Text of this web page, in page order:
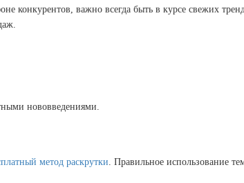
конкурентов, важно всегда быть в курсе свежих
нововведениями.
метод раскрутки . Правильное использование